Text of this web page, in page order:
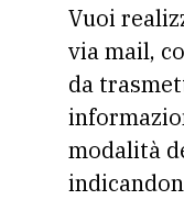
Vuoi
via mail,
da
modalità